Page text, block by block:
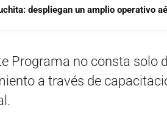
despliegan un amplio operativo
Programa no consta solo
a través de